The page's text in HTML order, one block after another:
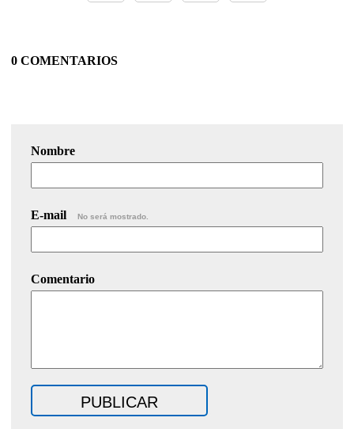
0 COMENTARIOS
Nombre
E-mail No será mostrado.
Comentario